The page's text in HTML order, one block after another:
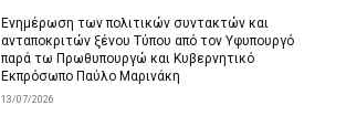
Ενημέρωση των πολιτικών συντακτών και
ανταποκριτών ξένου Τύπου από τον Υφυπουργό
παρά τω Πρωθυπουργώ και Κυβερνητικό
Εκπρόσωπο Παύλο Μαρινάκη
13/07/2026